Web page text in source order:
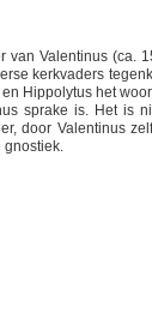
Valentinus (ca.
kerkvaders
Hippolytus het
sprake is. Het is
door Valentinus
gnostiek.